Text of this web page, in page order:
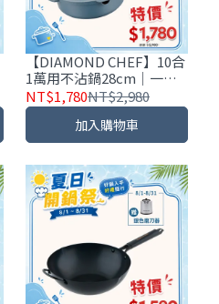
【DIAMOND CHEF】10合
1萬用不沾鍋28cm｜一鍋
多用｜不挑爐具｜可拆式
手把｜附油炸網＋料理夾
＋鍋鏟＋隔熱耳夾
NT$1,780NT$2,980
加入購物車